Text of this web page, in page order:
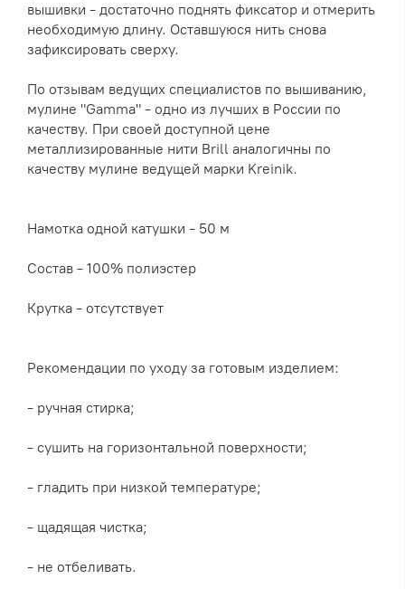
вышивки - достаточно поднять фиксатор и отмерить
необходимую длину. Оставшуюся нить снова
зафиксировать сверху.
По отзывам ведущих специалистов по вышиванию,
мулине "Gamma" - одно из лучших в России по
качеству. При своей доступной цене
металлизированные нити Brill аналогичны по
качеству мулине ведущей марки Kreinik.
Намотка одной катушки - 50 м
Состав - 100% полиэстер
Крутка - отсутствует
Рекомендации по уходу за готовым изделием:
- ручная стирка;
- сушить на горизонтальной поверхности;
- гладить при низкой температуре;
- щадящая чистка;
- не отбеливать.